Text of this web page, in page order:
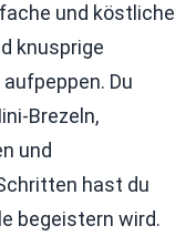
und köstliche
knusprige
Du
Brezeln,
und
hast du
begeistern wird.